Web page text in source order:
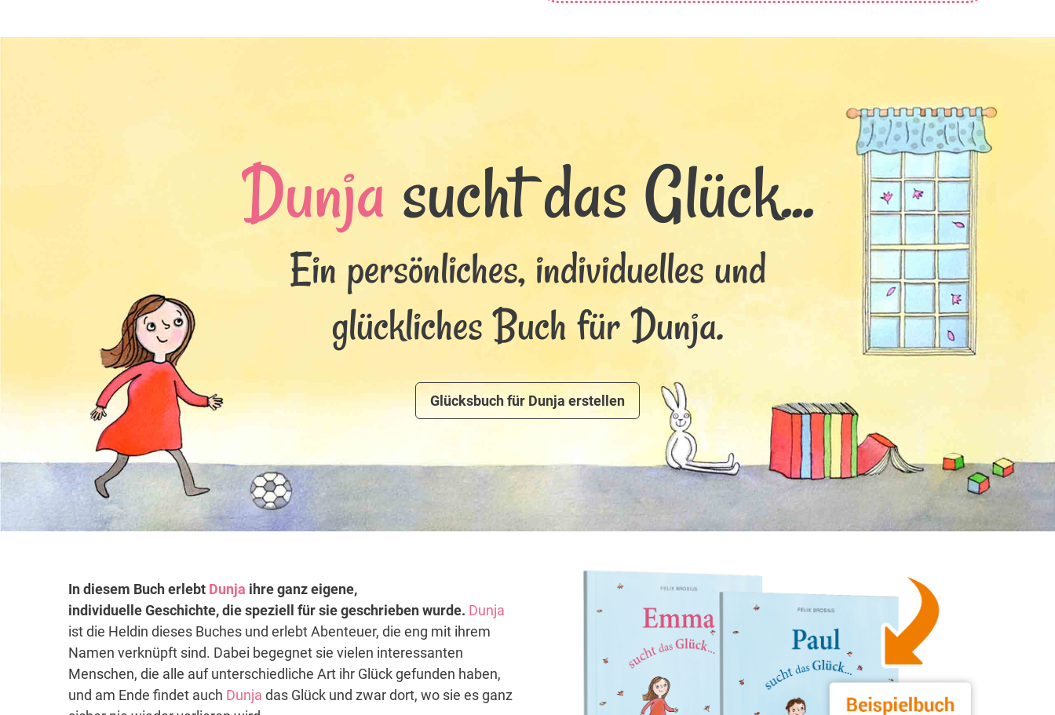
Dunja sucht das Glück...
Ein persönliches, individuelles und
glückliches Buch für Dunja.
Glücksbuch für Dunja erstellen
In diesem Buch erlebt Dunja ihre ganz eigene,
individuelle Geschichte, die speziell für sie geschrieben wurde. Dunja
ist die Heldin dieses Buches und erlebt Abenteuer, die eng mit ihrem
Namen verknüpft sind. Dabei begegnet sie vielen interessanten
Menschen, die alle auf unterschiedliche Art ihr Glück gefunden haben,
und am Ende findet auch Dunja das Glück und zwar dort, wo sie es ganz